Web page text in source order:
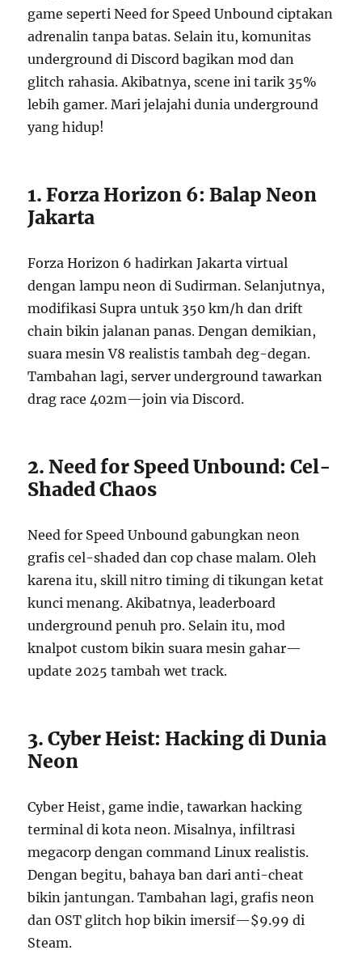
game seperti Need for Speed Unbound ciptakan
adrenalin tanpa batas. Selain itu, komunitas
underground di Discord bagikan mod dan
glitch rahasia. Akibatnya, scene ini tarik 35%
lebih gamer. Mari jelajahi dunia underground
yang hidup!
1. Forza Horizon 6: Balap Neon
Jakarta
Forza Horizon 6 hadirkan Jakarta virtual
dengan lampu neon di Sudirman. Selanjutnya,
modifikasi Supra untuk 350 km/h dan drift
chain bikin jalanan panas. Dengan demikian,
suara mesin V8 realistis tambah deg-degan.
Tambahan lagi, server underground tawarkan
drag race 402m—join via Discord.
2. Need for Speed Unbound: Cel-
Shaded Chaos
Need for Speed Unbound gabungkan neon
grafis cel-shaded dan cop chase malam. Oleh
karena itu, skill nitro timing di tikungan ketat
kunci menang. Akibatnya, leaderboard
underground penuh pro. Selain itu, mod
knalpot custom bikin suara mesin gahar—
update 2025 tambah wet track.
3. Cyber Heist: Hacking di Dunia
Neon
Cyber Heist, game indie, tawarkan hacking
terminal di kota neon. Misalnya, infiltrasi
megacorp dengan command Linux realistis.
Dengan begitu, bahaya ban dari anti-cheat
bikin jantungan. Tambahan lagi, grafis neon
dan OST glitch hop bikin imersif—$9.99 di
Steam.